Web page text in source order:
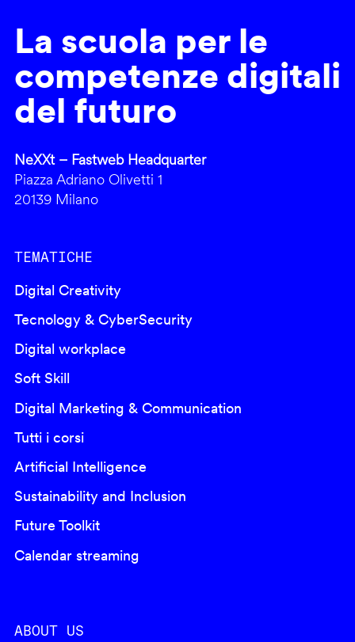
La scuola per le
competenze digitali
del futuro
NeXXt – Fastweb Headquarter
Piazza Adriano Olivetti 1
20139 Milano
TEMATICHE
Digital Creativity
Tecnology & CyberSecurity
Digital workplace
Soft Skill
Digital Marketing & Communication
Tutti i corsi
Artificial Intelligence
Sustainability and Inclusion
Future Toolkit
Calendar streaming
ABOUT US